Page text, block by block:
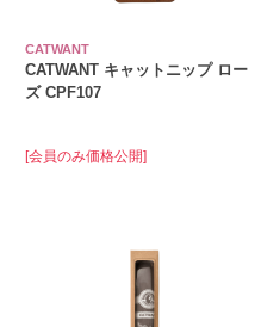
CATWANT
CATWANT キャットニップ ロー
ズ CPF107
[会員のみ価格公開]